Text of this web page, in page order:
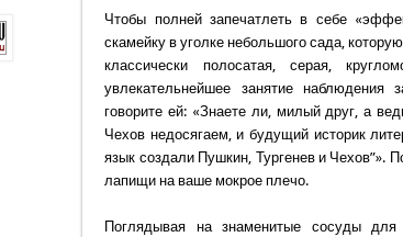
Чтобы полней запечатлеть в себе
скамейку в уголке небольшого сада,
классически полосатая, серая,
увлекательнейшее занятие наблюдения
говорите ей: «Знаете ли, милый друг, а
Чехов недосягаем, и будущий историк
язык создали Пушкин, Тургенев и Чехов”».
лапищи на ваше мокрое плечо.
Поглядывая на знаменитые сосуды